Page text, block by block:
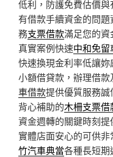
低利，防護免費估價
有借款手續資金的問
務支票借款滿足您的
真實案例快速中和免留
快速換現金利率低讓妳
小額借貸款，辦理借
車借款提供優質服務
背心補助的木柵支票借
資金週轉的關鍵時刻提
實體店面安心的可供
竹汽車典當各種長短期